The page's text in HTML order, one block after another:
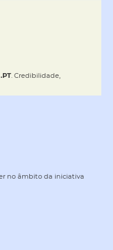
. Credibilidade,
no âmbito da iniciativa